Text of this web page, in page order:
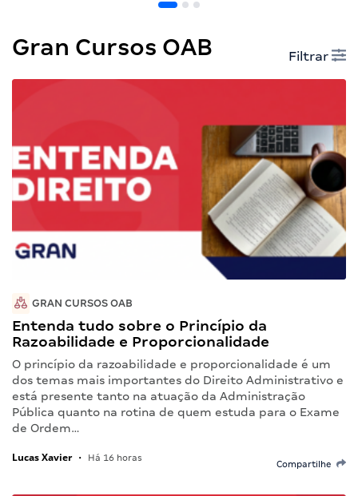
Gran Cursos OAB Filtrar
GRAN CURSOS OAB
Entenda tudo sobre o Princípio da
Razoabilidade e Proporcionalidade
O princípio da razoabilidade e proporcionalidade é um
dos temas mais importantes do Direito Administrativo e
está presente tanto na atuação da Administração
Pública quanto na rotina de quem estuda para o Exame
de Ordem…
Lucas Xavier • Há 16 horas
Compartilhe